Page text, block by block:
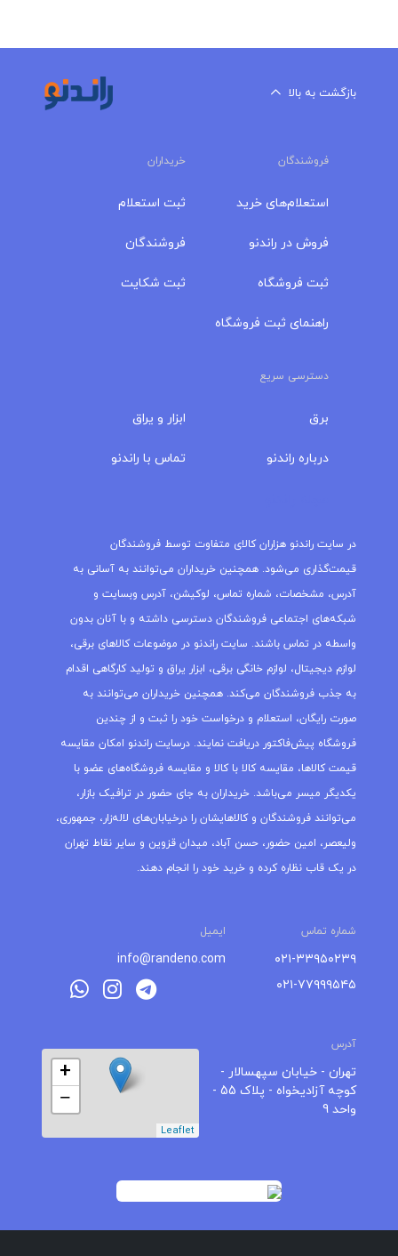
بازگشت به بالا
فروشندگان خریداران
استعلام‌های خرید
فروش در راندنو
ثبت فروشگاه
راهنمای ثبت فروشگاه
ثبت استعلام
فروشندگان
ثبت شکایت
دسترسی سریع
برق
درباره‌ راندنو
ابزار و یراق
تماس با راندنو
در سایت راندنو هزاران کالای متفاوت توسط فروشندگان
قیمت‌گذاری می‌شود. همچنین خریداران می‌توانند به آسانی به
آدرس، مشخصات، شماره تماس، لوکیشن، آدرس وبسایت و
شبکه‌های اجتماعی فروشندگان دسترسی داشته و با آنان بدون
واسطه در تماس باشند. سایت راندنو در موضوعات کالاهای برقی،
لوازم دیجیتال، لوازم خانگی برقی، ابزار یراق و تولید کارگاهی اقدام
به جذب فروشندگان می‌کند. همچنین خریداران می‌توانند به
صورت رایگان، استعلام و درخواست خود را ثبت و از چندین
فروشگاه پیش‌فاکتور دریافت نمایند. درسایت راندنو امکان مقایسه
قیمت کالاها، مقایسه کالا با کالا و مقایسه فروشگاه‌های عضو با
یکدیگر میسر می‌باشد. خریداران به جای حضور در ترافیک بازار،
می‌توانند فروشندگان و کالاهایشان را درخیابان‌های لاله‌زار، جمهوری،
ولیعصر، امین حضور، حسن آباد، میدان قزوین و سایر نقاط تهران
در یک قاب نظاره کرده و خرید خود را انجام دهند.
شماره تماس ایمیل
۰۲۱-۳۳۹۵۰۲۳۹
۰۲۱-۷۷۹۹۹۵۴۵
info@randeno.com
آدرس
تهران - خیابان سپهسالار -
کوچه آزادیخواه - پلاک 55 -
واحد 9
+
−
Leaflet